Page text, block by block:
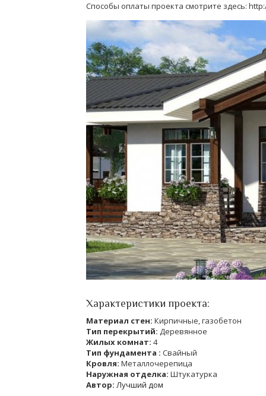
Способы оплаты проекта смотрите здесь:
Характеристики проекта:
Материал стен: Кирпичные, газобетон
Тип перекрытий: Деревянное
Жилых комнат: 4
Тип фундамента : Свайный
Кровля: Металлочерепица
Наружная отделка: Штукатурка
Автор: Лучший дом